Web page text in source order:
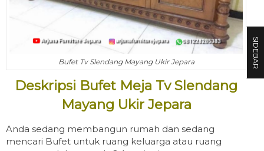
Bufet Tv Slendang Mayang Ukir Jepara
Deskripsi Bufet Meja Tv Slendang
Mayang Ukir Jepara
Anda sedang membangun rumah dan sedang
mencari Bufet untuk ruang keluarga atau ruang
SIDEBAR